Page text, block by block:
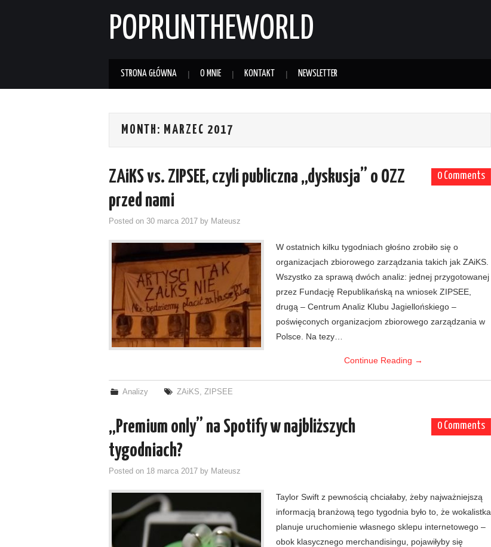
POPRUNTHEWORLD
STRONA GŁÓWNA O MNIE KONTAKT NEWSLETTER
MONTH: MARZEC 2017
0 Comments
ZAiKS vs. ZIPSEE, czyli publiczna „dyskusja” o OZZ
przed nami
Posted on 30 marca 2017 by Mateusz
W ostatnich kilku tygodniach głośno zrobiło się o
organizacjach zbiorowego zarządzania takich jak ZAiKS.
Wszystko za sprawą dwóch analiz: jednej przygotowanej
przez Fundację Republikańską na wniosek ZIPSEE,
drugą – Centrum Analiz Klubu Jagiellońskiego –
poświęconych organizacjom zbiorowego zarządzania w
Polsce. Na tezy…
Continue Reading →
Analizy ZAiKS,ZIPSEE
0 Comments
„Premium only” na Spotify w najbliższych
tygodniach?
Posted on 18 marca 2017 by Mateusz
Taylor Swift z pewnością chciałaby, żeby najważniejszą
informacją branżową tego tygodnia było to, że wokalistka
planuje uruchomienie własnego sklepu internetowego –
obok klasycznego merchandisingu, pojawiłyby się